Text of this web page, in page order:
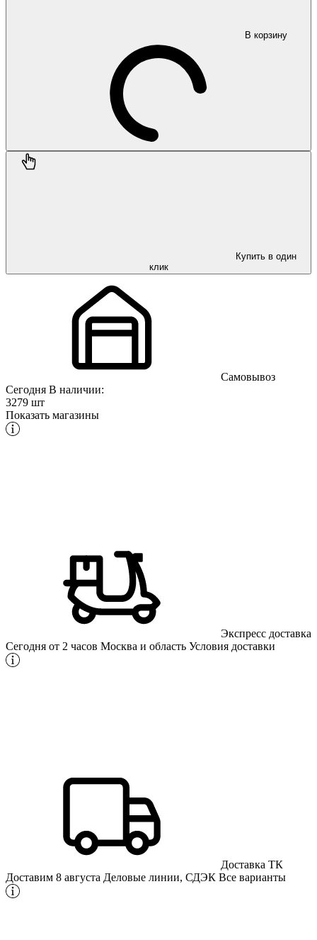
В корзину
Купить в один
клик
Самовывоз
Сегодня В наличии:
3279 шт
Показать магазины
Экспресс доставка
Сегодня от 2 часов Москва и область Условия доставки
Доставка ТК
Доставим 8 августа Деловые линии, СДЭК Все варианты